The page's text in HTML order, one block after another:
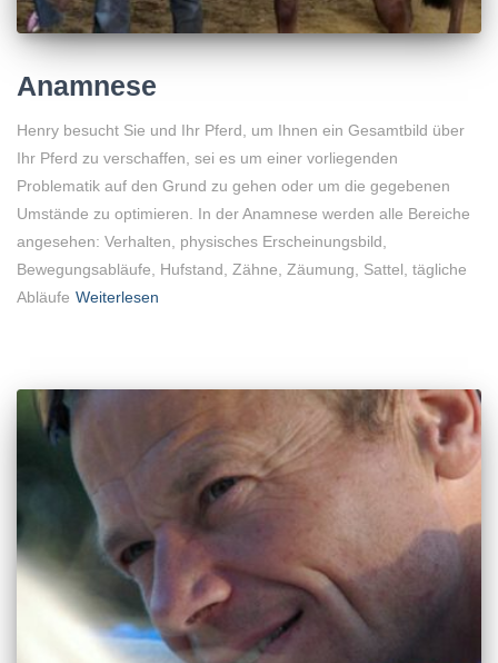
Anamnese
Henry besucht Sie und Ihr Pferd, um Ihnen ein Gesamtbild über
Ihr Pferd zu verschaffen, sei es um einer vorliegenden
Problematik auf den Grund zu gehen oder um die gegebenen
Umstände zu optimieren. In der Anamnese werden alle Bereiche
angesehen: Verhalten, physisches Erscheinungsbild,
Bewegungsabläufe, Hufstand, Zähne, Zäumung, Sattel, tägliche
Abläufe Weiterlesen